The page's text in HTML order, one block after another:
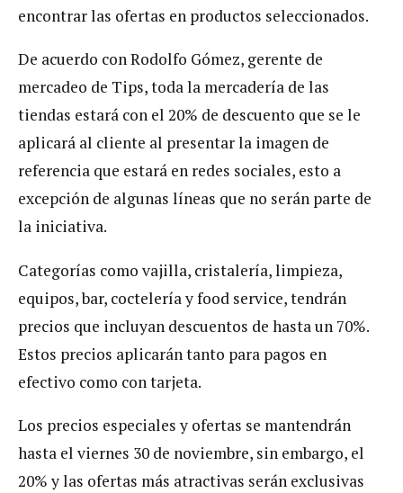
encontrar las ofertas en productos seleccionados.
De acuerdo con Rodolfo Gómez, gerente de
mercadeo de Tips, toda la mercadería de las
tiendas estará con el 20% de descuento que se le
aplicará al cliente al presentar la imagen de
referencia que estará en redes sociales, esto a
excepción de algunas líneas que no serán parte de
la iniciativa.
Categorías como vajilla, cristalería, limpieza,
equipos, bar, coctelería y food service, tendrán
precios que incluyan descuentos de hasta un 70%.
Estos precios aplicarán tanto para pagos en
efectivo como con tarjeta.
Los precios especiales y ofertas se mantendrán
hasta el viernes 30 de noviembre, sin embargo, el
20% y las ofertas más atractivas serán exclusivas